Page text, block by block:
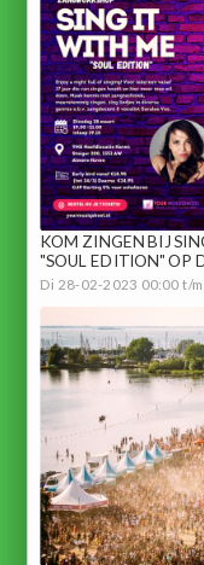
KOM ZINGEN BIJ
"SOUL EDITION" OP
Di 28-02-2023 00:00 t/